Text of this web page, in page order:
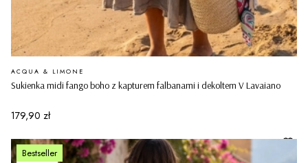
Sukienka midi fango boho z kapturem falbanami i dekoltem V Lavaiano
PRODUCENT
ACQUA & LIMONE
Cena
179,90 zł
Bestseller